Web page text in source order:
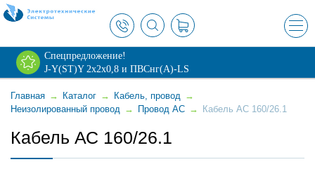
×
Спецпредложение!
J-Y(ST)Y 2х2х0,8 и ПВСнг(А)-LS
Главная → Каталог → Кабель, провод →
Неизолированный провод → Провод АС → Кабель АС 160/26.1
Кабель АС 160/26.1